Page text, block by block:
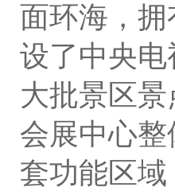
面环海，
设了中央
大批景区
会展中心整
套功能区